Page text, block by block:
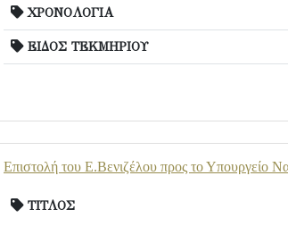
ΧΡΟΝΟΛΟΓΙΑ
ΕΙΔΟΣ ΤΕΚΜΗΡΙΟΥ
Επιστολή του Ε.Βενιζέλου προς το Υπουργείο
ΤΙΤΛΟΣ